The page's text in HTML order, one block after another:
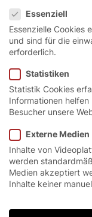
(m/
verschiedenen
erfassen im
Kunden
Essenziell
Essenzielle Cookies
und sind für die
erforderlich.
Statistiken
Statistik Cookies
Informationen
Besucher unsere
Externe Medien
Inhalte von
werden
Medien akzeptiert
Inhalte keiner